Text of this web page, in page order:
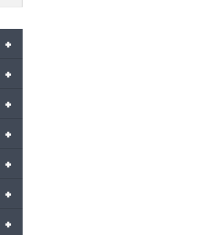
+
+
+
+
+
+
+